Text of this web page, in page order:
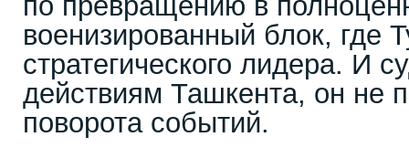
военизированный блок, где
стратегического лидера. И
действиям Ташкента, он не
поворота событий.